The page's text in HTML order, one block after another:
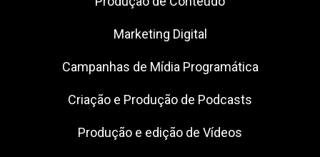
Marketing Digital
Campanhas de Mídia Programática
Criação e Produção de Podcasts
Produção e edição de Vídeos